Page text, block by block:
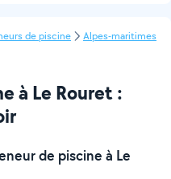
de piscine
Alpes-maritimes
à Le Rouret :
de piscine à Le